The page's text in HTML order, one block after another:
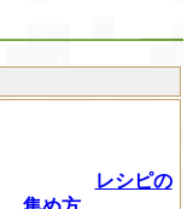
レシピの